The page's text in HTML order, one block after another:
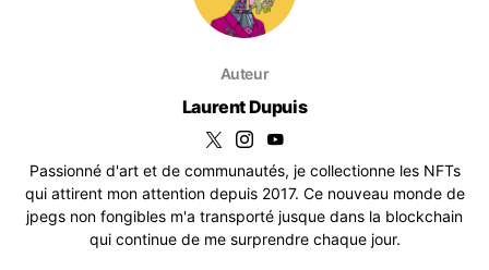
Auteur
Laurent Dupuis
Passionné d'art et de communautés, je collectionne les NFTs
qui attirent mon attention depuis 2017. Ce nouveau monde de
jpegs non fongibles m'a transporté jusque dans la blockchain
qui continue de me surprendre chaque jour.